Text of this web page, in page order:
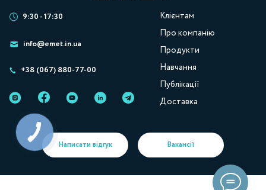
Клієнтам
Про компанію
Продукти
Навчання
Публікації
Доставка
9:30 - 17:30
info@emet.in.ua
+38 (067) 880-77-00
Написати відгук Вакансії
КНОПКА
ЗВ'ЯЗКУ